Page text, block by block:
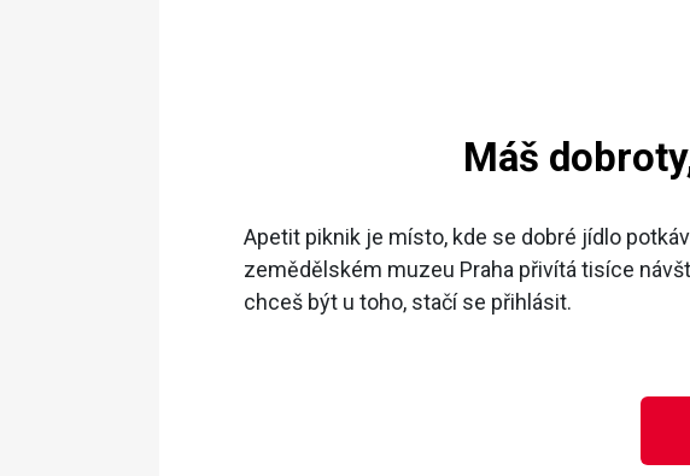
Máš
Apetit piknik je místo, kde se dobré jídlo
zemědělském muzeu Praha přivítá tisíce
chceš být u toho, stačí se přihlásit.